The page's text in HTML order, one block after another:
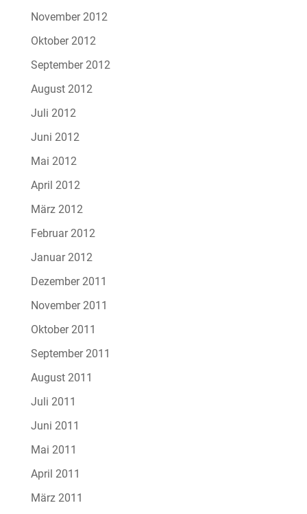
November 2012
Oktober 2012
September 2012
August 2012
Juli 2012
Juni 2012
Mai 2012
April 2012
März 2012
Februar 2012
Januar 2012
Dezember 2011
November 2011
Oktober 2011
September 2011
August 2011
Juli 2011
Juni 2011
Mai 2011
April 2011
März 2011